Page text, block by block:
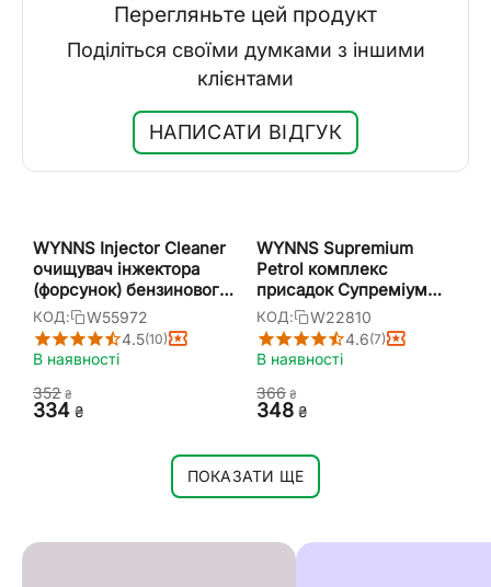
Перегляньте цей продукт
Поділіться своїми думками з іншими
клієнтами
НАПИСАТИ ВІДГУК
WYNNS Injector Cleaner
очищувач інжектора
(форсунок) бензинового
двигуна 325 мл
КОД:
W55972
4.5(10)
В наявності
‍334‍ ₴
‍352‍ ₴
WYNNS Supremium
Petrol комплекс
присадок Супреміум
для покращення якості
палива 250 мл
КОД:
W22810
4.6(7)
В наявності
‍348‍ ₴
‍366‍ ₴
ПОКАЗАТИ ЩЕ